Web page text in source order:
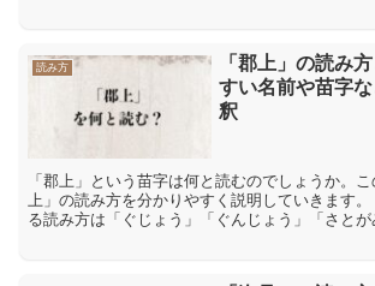
読み方
「郡上」の読み
すい名前や苗字
釈
「郡上」という苗字は何と読むのでしょうか。
上」の読み方を分かりやすく説明していきます
る読み方は「ぐじょう」「ぐんじょう」「さと